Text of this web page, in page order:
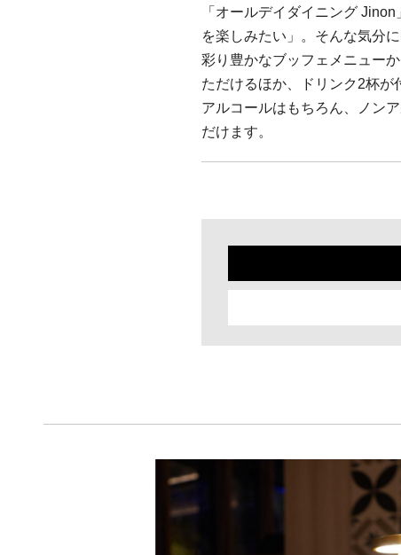
「オールデイダイニング
を楽しみたい」。そんな気分
彩り豊かなブッフェメニュー
ただけるほか、ドリンク2杯が
アルコールはもちろん、ノン
だけます。